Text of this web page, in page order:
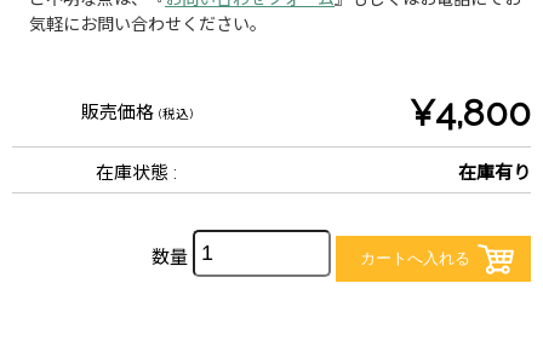
気軽にお問い合わせください。
販売価格 (税込) ¥4,800
在庫状態 : 在庫有り
数量